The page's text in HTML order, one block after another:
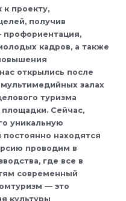
проекту,
получив
профориентация,
кадров, а также
открылись после
залах
туризма
площадки. Сейчас,
уникальную
постоянно находятся
проводим в
где все в
современный
— это
культуры